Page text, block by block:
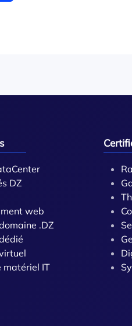
DZ
web
.DZ
matériel IT